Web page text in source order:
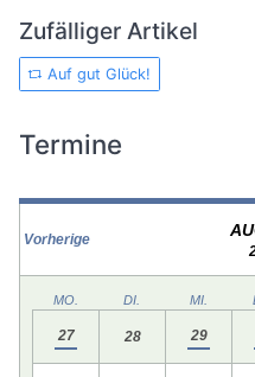
Zufälliger Artikel
Auf gut Glück!
Termine